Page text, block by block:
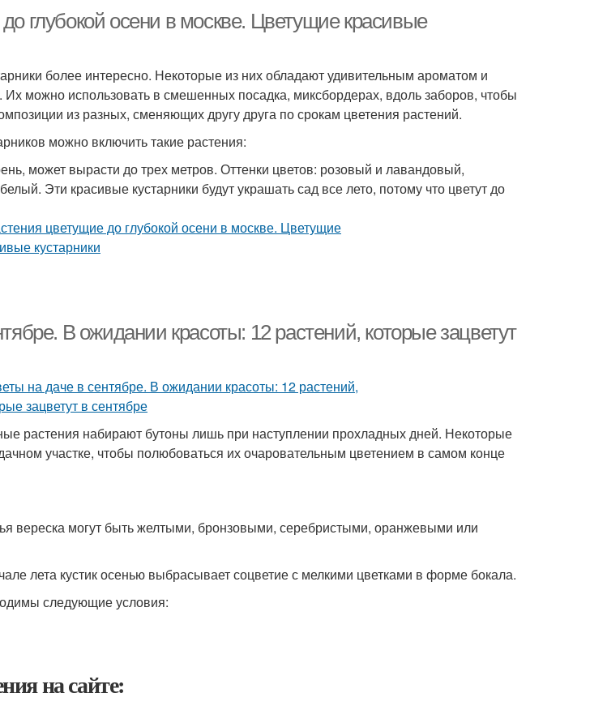
глубокой осени в москве. Цветущие красивые
более интересно. Некоторые из них обладают удивительным ароматом и
можно использовать в смешенных посадка, миксбордерах, вдоль заборов, чтобы
из разных, сменяющих другу друга по срокам цветения растений.
можно включить такие растения:
может вырасти до трех метров. Оттенки цветов: розовый и лавандовый,
Эти красивые кустарники будут украшать сад все лето, потому что цветут до
В ожидании красоты: 12 растений, которые зацветут
растения набирают бутоны лишь при наступлении прохладных дней. Некоторые
участке, чтобы полюбоваться их очаровательным цветением в самом конце
вереска могут быть желтыми, бронзовыми, серебристыми, оранжевыми или
лета кустик осенью выбрасывает соцветие с мелкими цветками в форме бокала.
следующие условия:
на сайте: